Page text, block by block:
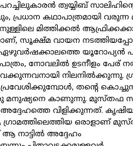
ത്വയ്യിബ്
പ്രധാന കഥാപാത്രമായി
മിത്തിക്കൽ
സൂക്ഷ്മ വായന
ഏഴുവർഷക്കാലത്തെ യൂറോപ്യൻ
നോവലിൽ ഉടനീളം പേര്
നിലനിൽക്കുന്നു.
പ്രവേശിക്കുമ്പോൾ, തന്റെ
ഒരു മനുഷ്യനെ കാണുന്നു.
വിളിക്കുന്നത്.
ഒരാളാണ്
നാട്ടിൽ അദ്ദേഹം